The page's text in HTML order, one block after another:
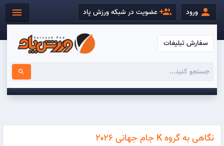
person ورود group_add عضویت در شبکه ورزش پاد menu
سفارش تبلیغات
search
نگاهی به گروه K جام جهانی ۲۰۲۶